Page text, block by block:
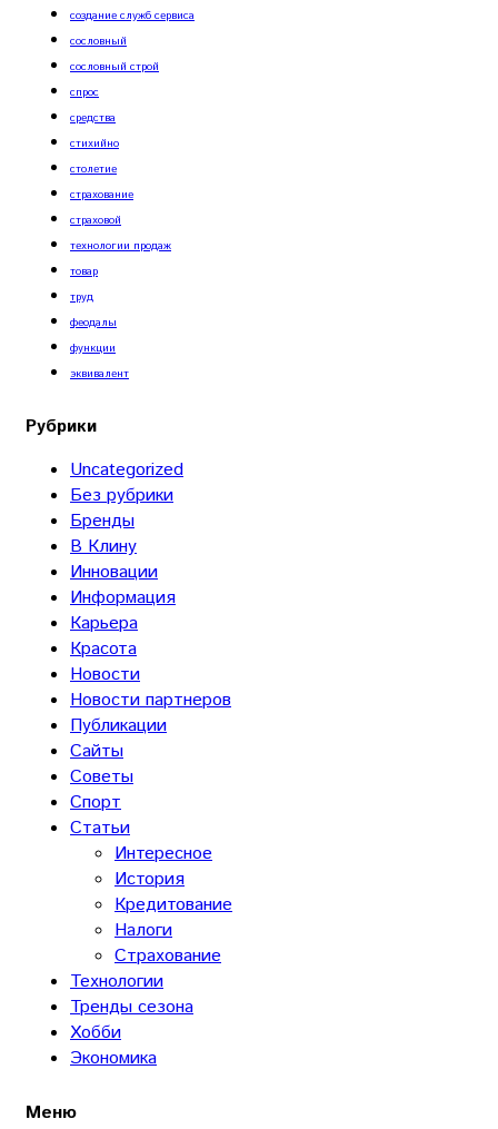
создание служб сервиса
сословный
сословный строй
спрос
средства
стихийно
столетие
страхование
страховой
технологии продаж
товар
труд
феодалы
функции
эквивалент
Рубрики
Uncategorized
Без рубрики
Бренды
В Клину
Инновации
Информация
Карьера
Красота
Новости
Новости партнеров
Публикации
Сайты
Советы
Спорт
Статьи
Интересное
История
Кредитование
Налоги
Страхование
Технологии
Тренды сезона
Хобби
Экономика
Меню